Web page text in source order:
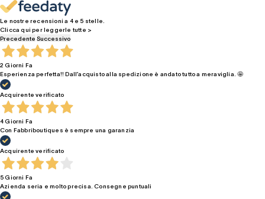
Le nostre recensioni a 4 e 5 stelle.
Clicca qui per leggerle tutte >
Precedente Successivo
2 Giorni Fa
Esperienza perfetta!! Dall’acquisto alla spedizione è andato tutto a meraviglia. 🤩
Acquirente verificato
4 Giorni Fa
Con Fabbriboutiques è sempre una garanzia
Acquirente verificato
5 Giorni Fa
Azienda seria e molto precisa. Consegne puntuali